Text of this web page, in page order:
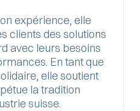
expérience, elle
clients des solutions
avec leurs besoins
En tant que
elle soutient
la tradition
suisse.